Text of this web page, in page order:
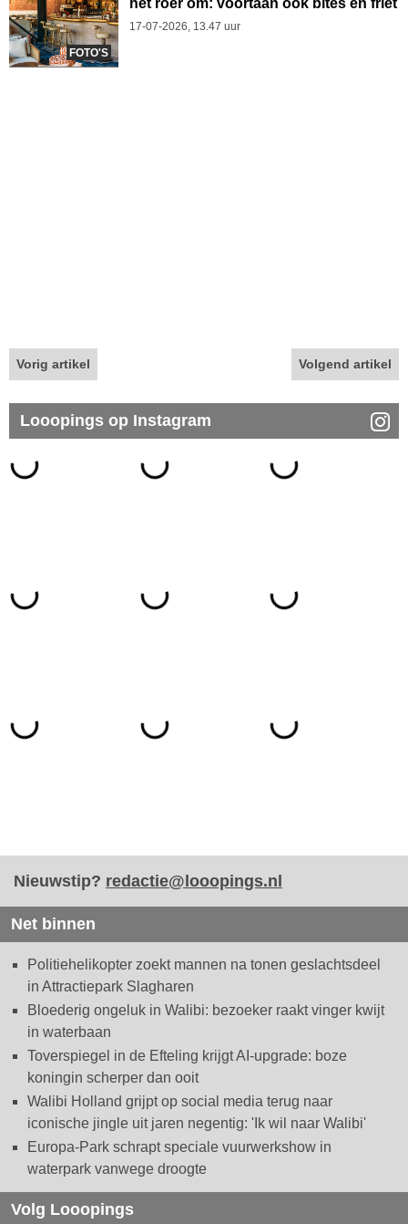
FOTO'S
het roer om: voortaan ook bites en friet
17-07-2026, 13.47 uur
Vorig artikel Volgend artikel
Looopings op Instagram
Nieuwstip? redactie@looopings.nl
Net binnen
Politiehelikopter zoekt mannen na tonen geslachtsdeel
in Attractiepark Slagharen
Bloederig ongeluk in Walibi: bezoeker raakt vinger kwijt
in waterbaan
Toverspiegel in de Efteling krijgt AI-upgrade: boze
koningin scherper dan ooit
Walibi Holland grijpt op social media terug naar
iconische jingle uit jaren negentig: 'Ik wil naar Walibi'
Europa-Park schrapt speciale vuurwerkshow in
waterpark vanwege droogte
Volg Looopings